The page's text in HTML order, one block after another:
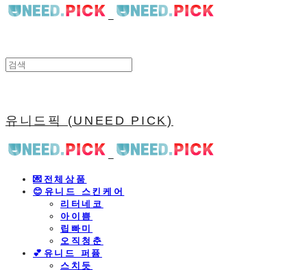
유니드픽 (UNEED PICK)
💌전체상품
😊유니드 스킨케어
리터네코
아이쁨
립빠미
오직청춘
💕유니드 퍼퓸
스치듯